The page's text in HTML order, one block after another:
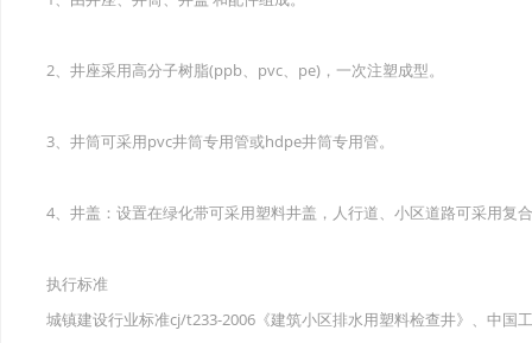
2、井座采用高分子树脂(ppb、pvc、pe)，一次注塑成型。
3、井筒可采用pvc井筒专用管或hdpe井筒专用管。
4、井盖：设置在绿化带可采用塑料井盖，人行道、小区道路可采用复
执行标准
城镇建设行业标准cj/t233-2006《建筑小区排水用塑料检查井》、中国